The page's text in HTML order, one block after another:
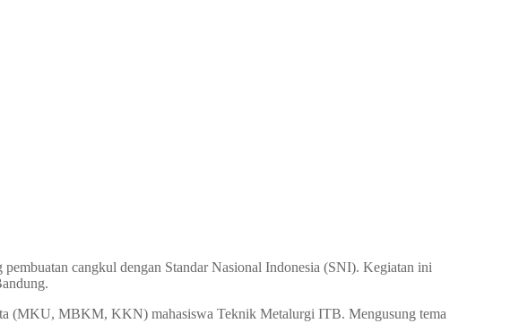
cangkul dengan Standar Nasional Indonesia (SNI). Kegiatan ini
(MKU, MBKM, KKN) mahasiswa Teknik Metalurgi ITB. Mengusung tema